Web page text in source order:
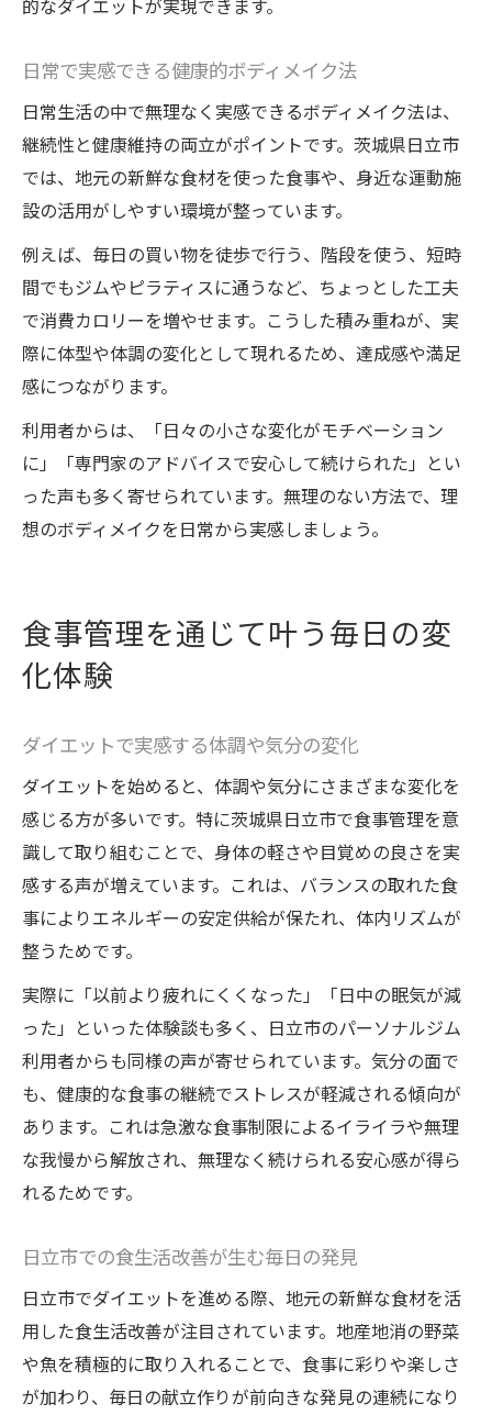
的なダイエットが実現できます。
日常で実感できる健康的ボディメイク法
日常生活の中で無理なく実感できるボディメイク法は、
継続性と健康維持の両立がポイントです。茨城県日立市
では、地元の新鮮な食材を使った食事や、身近な運動施
設の活用がしやすい環境が整っています。
例えば、毎日の買い物を徒歩で行う、階段を使う、短時
間でもジムやピラティスに通うなど、ちょっとした工夫
で消費カロリーを増やせます。こうした積み重ねが、実
際に体型や体調の変化として現れるため、達成感や満足
感につながります。
利用者からは、「日々の小さな変化がモチベーション
に」「専門家のアドバイスで安心して続けられた」とい
った声も多く寄せられています。無理のない方法で、理
想のボディメイクを日常から実感しましょう。
食事管理を通じて叶う毎日の変
化体験
ダイエットで実感する体調や気分の変化
ダイエットを始めると、体調や気分にさまざまな変化を
感じる方が多いです。特に茨城県日立市で食事管理を意
識して取り組むことで、身体の軽さや目覚めの良さを実
感する声が増えています。これは、バランスの取れた食
事によりエネルギーの安定供給が保たれ、体内リズムが
整うためです。
実際に「以前より疲れにくくなった」「日中の眠気が減
った」といった体験談も多く、日立市のパーソナルジム
利用者からも同様の声が寄せられています。気分の面で
も、健康的な食事の継続でストレスが軽減される傾向が
あります。これは急激な食事制限によるイライラや無理
な我慢から解放され、無理なく続けられる安心感が得ら
れるためです。
日立市での食生活改善が生む毎日の発見
日立市でダイエットを進める際、地元の新鮮な食材を活
用した食生活改善が注目されています。地産地消の野菜
や魚を積極的に取り入れることで、食事に彩りや楽しさ
が加わり、毎日の献立作りが前向きな発見の連続になり